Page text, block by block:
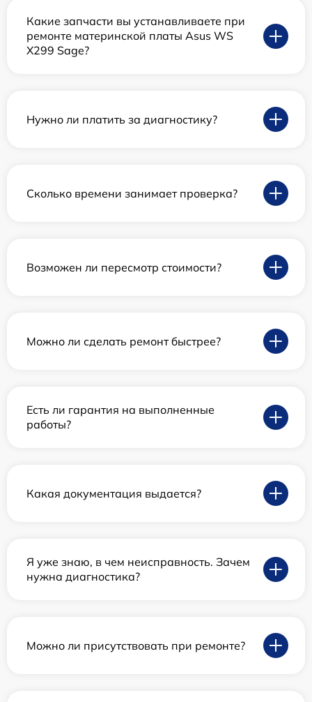
Какие запчасти вы устанавливаете при
ремонте материнской платы Asus WS
X299 Sage?
Нужно ли платить за диагностику?
Сколько времени занимает проверка?
Возможен ли пересмотр стоимости?
Можно ли сделать ремонт быстрее?
Есть ли гарантия на выполненные
работы?
Какая документация выдается?
Я уже знаю, в чем неисправность. Зачем
нужна диагностика?
Можно ли присутствовать при ремонте?